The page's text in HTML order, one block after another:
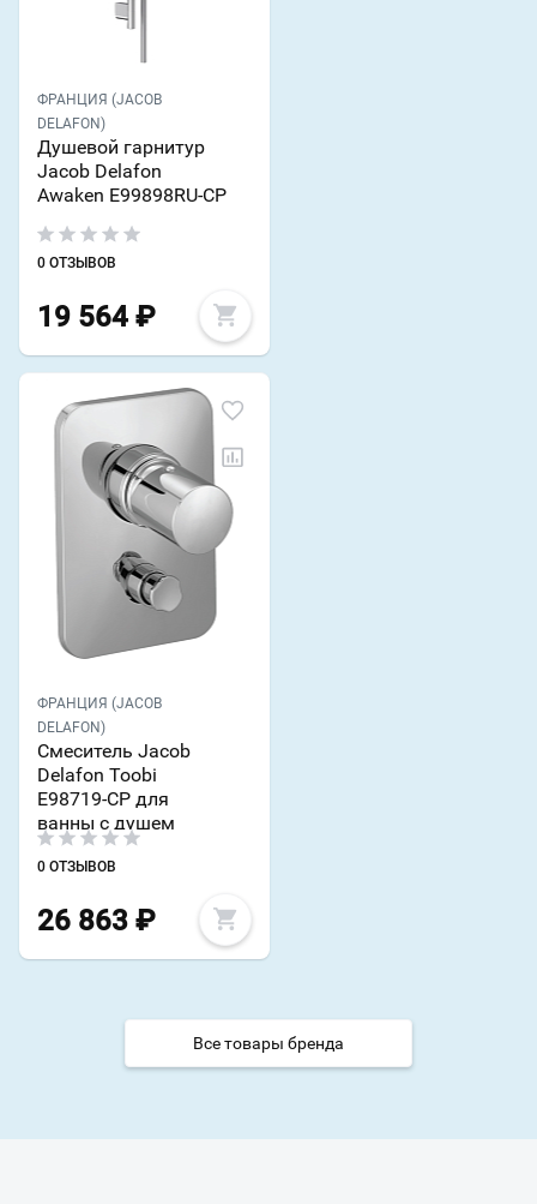
ФРАНЦИЯ (JACOB
DELAFON)
Душевой гарнитур
Jacob Delafon
Awaken E99898RU-CP
0 ОТЗЫВОВ
19 564 ₽
ФРАНЦИЯ (JACOB
DELAFON)
Смеситель Jacob
Delafon Toobi
E98719-CP для
ванны с душем
0 ОТЗЫВОВ
26 863 ₽
Все товары бренда